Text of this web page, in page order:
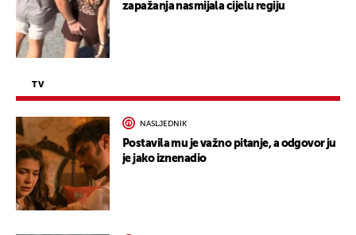
zapažanja nasmijala cijelu regiju
TV
NASLJEDNIK
Postavila mu je važno pitanje, a odgovor ju
je jako iznenadio